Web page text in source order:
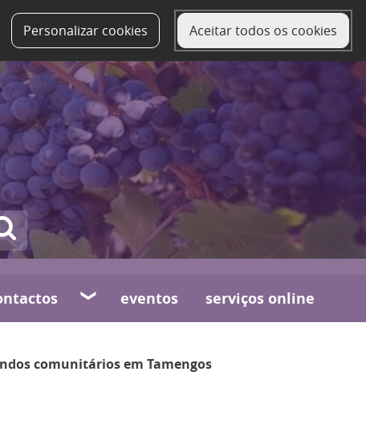
Personalizar cookies Aceitar todos os cookies
eventos serviços online
comunitários em Tamengos